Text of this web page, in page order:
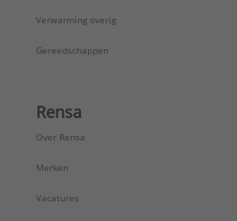
Verwarming overig
Gereedschappen
Rensa
Over Rensa
Merken
Vacatures